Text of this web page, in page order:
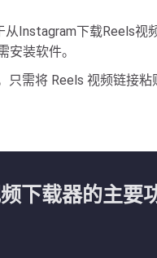
Instagram下载Reels
装软件。
需将 Reels 视频链接
下载器的主要